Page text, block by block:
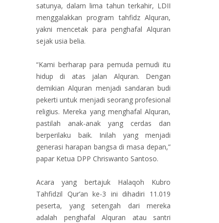
satunya, dalam lima tahun terkahir, LDII
menggalakkan program tahfidz Alquran,
yakni mencetak para penghafal Alquran
sejak usia belia.
“Kami berharap para pemuda pemudi itu
hidup di atas jalan Alquran. Dengan
demikian Alquran menjadi sandaran budi
pekerti untuk menjadi seorang profesional
religius. Mereka yang menghafal Alquran,
pastilah anak-anak yang cerdas dan
berperilaku baik. Inilah yang menjadi
generasi harapan bangsa di masa depan,”
papar Ketua DPP Chriswanto Santoso.
Acara yang bertajuk Halaqoh Kubro
Tahfidzil Qur’an ke-3 ini dihadiri 11.019
peserta, yang setengah dari mereka
adalah penghafal Alquran atau santri